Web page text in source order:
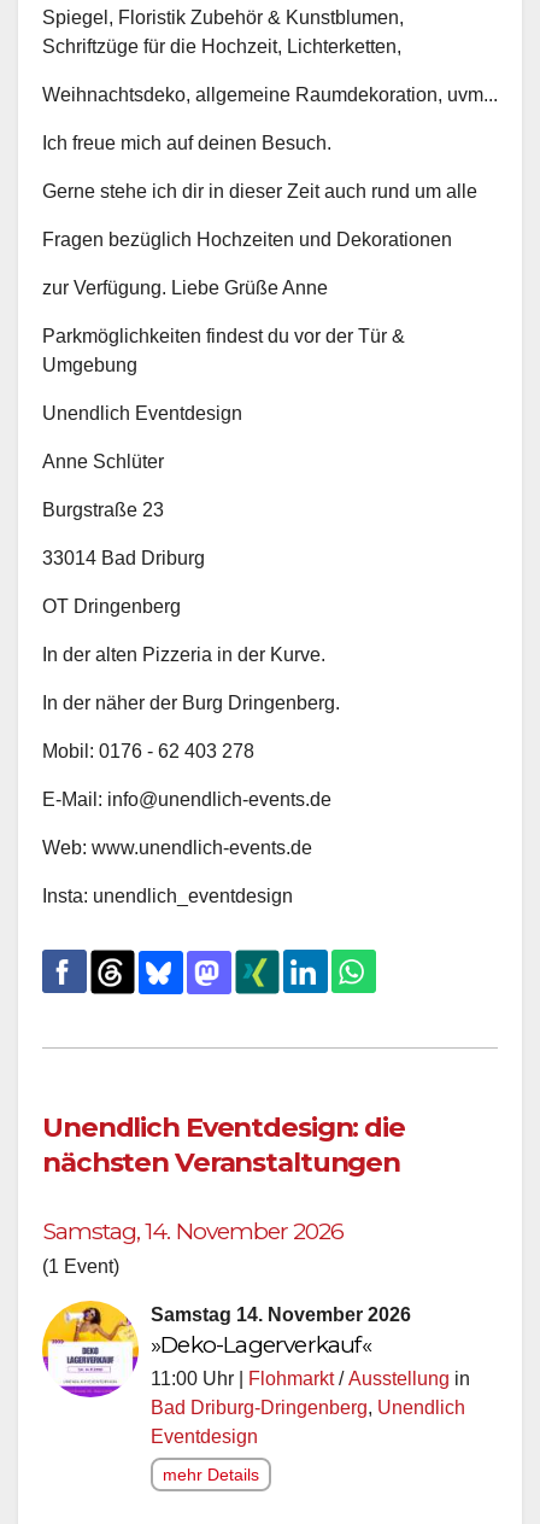
Spiegel, Floristik Zubehör & Kunstblumen,
Schriftzüge für die Hochzeit, Lichterketten,
Weihnachtsdeko, allgemeine Raumdekoration, uvm...
Ich freue mich auf deinen Besuch.
Gerne stehe ich dir in dieser Zeit auch rund um alle
Fragen bezüglich Hochzeiten und Dekorationen
zur Verfügung. Liebe Grüße Anne
Parkmöglichkeiten findest du vor der Tür &
Umgebung
Unendlich Eventdesign
Anne Schlüter
Burgstraße 23
33014 Bad Driburg
OT Dringenberg
In der alten Pizzeria in der Kurve.
In der näher der Burg Dringenberg.
Mobil: 0176 - 62 403 278
E-Mail: info@unendlich-events.de
Web: www.unendlich-events.de
Insta: unendlich_eventdesign
Unendlich Eventdesign: die
nächsten Veranstaltungen
Samstag, 14. November 2026
(1 Event)
Samstag 14. November 2026
»Deko-Lagerverkauf«
11:00 Uhr | Flohmarkt/Ausstellung in
Bad Driburg-Dringenberg, Unendlich
Eventdesign
mehr Details